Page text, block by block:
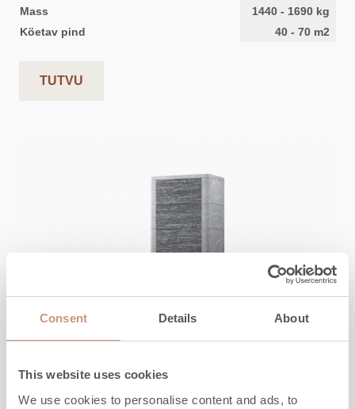
Consent Details About
This website uses cookies
We use cookies to personalise content and ads, to
Mass
1440 - 1690 kg
Köetav pind
40 - 70 m2
TUTVU